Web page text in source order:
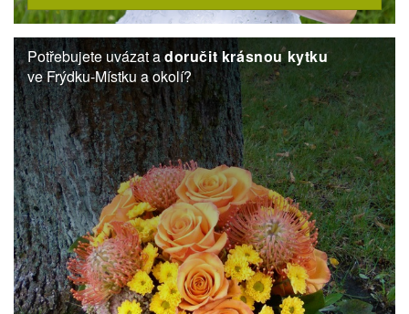
Potřebujete uvázat adoručit krásnou kytku
ve Frýdku-Místku a okolí?